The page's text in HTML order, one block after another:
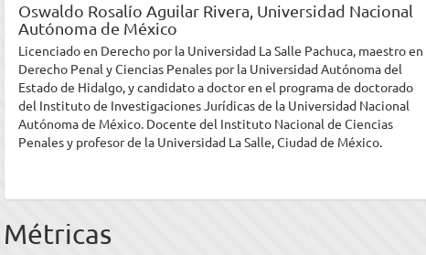
Oswaldo Rosalío Aguilar Rivera, Universidad Nacional
Autónoma de México
Licenciado en Derecho por la Universidad La Salle Pachuca, maestro en
Derecho Penal y Ciencias Penales por la Universidad Autónoma del
Estado de Hidalgo, y candidato a doctor en el programa de doctorado
del Instituto de Investigaciones Jurídicas de la Universidad Nacional
Autónoma de México. Docente del Instituto Nacional de Ciencias
Penales y profesor de la Universidad La Salle, Ciudad de México.
Métricas